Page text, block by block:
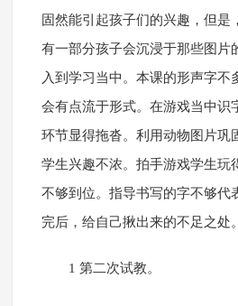
固然能引起孩子们的兴趣，但是
有一部分孩子会沉浸于那些图片
入到学习当中。本课的形声字不
会有点流于形式。在游戏当中识
环节显得拖沓。利用动物图片巩
学生兴趣不浓。拍手游戏学生玩
不够到位。指导书写的字不够代
完后，给自己揪出来的不足之处。
1 第二次试教。